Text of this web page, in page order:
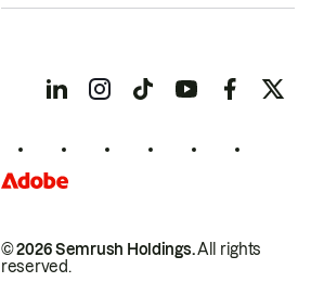
© 2026 Semrush Holdings.All rights
reserved.